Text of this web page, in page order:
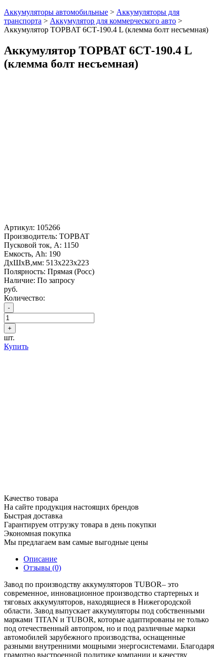
Аккумуляторы автомобильные > Аккумуляторы для
транспорта > Аккумулятор для коммерческого авто >
Аккумулятор TOPBAT 6СТ-190.4 L (клемма болт несъемная)
Аккумулятор TOPBAT 6СТ-190.4 L
(клемма болт несъемная)
Артикул: 105266
Производитель: TOPBAT
Пусковой ток, А: 1150
Емкость, Ah: 190
ДхШхВ,мм: 513x223x223
Полярность: Прямая (Росс)
Наличие: По запросу
руб.
Количество:
шт.
Купить
Качество товара
На сайте продукция настоящих брендов
Быстрая доставка
Гарантируем отгрузку товара в день покупки
Экономная покупка
Мы предлагаем вам самые выгодные цены
Описание
Отзывы (0)
Завод по производству аккумуляторов TUBOR– это
современное, инновационное производство стартерных и
тяговых аккумуляторов, находящиеся в Нижегородской
области. Завод выпускает аккумуляторы под собственными
марками TITAN и TUBOR, которые адаптированы не только
под отечественный автопром, но и под различные марки
автомобилей зарубежного производства, оснащенные
разными внутренними мощными энергосистемами. Благодаря
грамотно выстроенной политике компании и качеству